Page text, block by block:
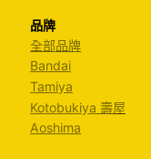
品牌
全部品牌
Bandai
Tamiya
Kotobukiya 壽屋
Aoshima